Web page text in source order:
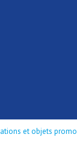
et objets promo